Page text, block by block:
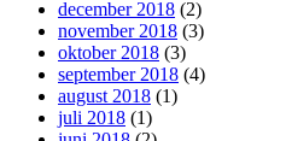
december 2018 (2)
november 2018 (3)
oktober 2018 (3)
september 2018 (4)
august 2018 (1)
juli 2018 (1)